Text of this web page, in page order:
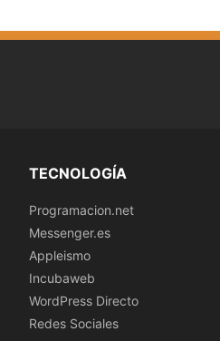
TECNOLOGÍA
Programacion.net
Messenger.es
Appleismo
Incubaweb
WordPress Directo
Redes Sociales